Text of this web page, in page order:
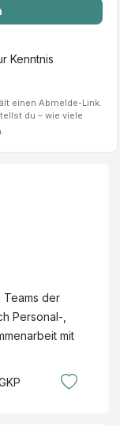
Kenntnis
einen Abmelde-Link.
du – wie viele
Teams der
Personal-,
mit